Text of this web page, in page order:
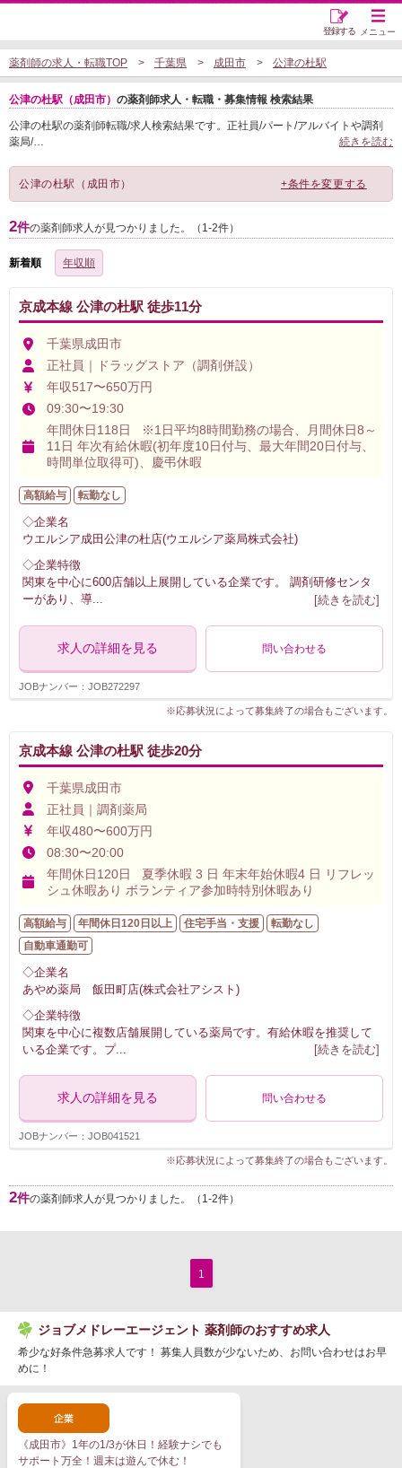
メニュー
登録する
薬剤師の求人・転職TOP 千葉県 成田市 公津の杜駅
公津の杜駅（成田市） の薬剤師求人・転職・募集情報 検索結果
公津の杜駅の薬剤師転職/求人検索結果です。正社員/パート/アルバイトや調剤
薬局/… 続きを読む
公津の杜駅（成田市） +条件を変更する
2件の薬剤師求人が見つかりました。（1-2件）
新着順 年収順
京成本線 公津の杜駅 徒歩11分
千葉県成田市
正社員｜ドラッグストア（調剤併設）
年収517〜650万円
09:30〜19:30
年間休日118日 ※1日平均8時間勤務の場合、月間休日8～
11日 年次有給休暇(初年度10日付与、最大年間20日付与、
時間単位取得可)、慶弔休暇
高額給与 転勤なし
◇企業名
ウエルシア成田公津の杜店(ウエルシア薬局株式会社)
◇企業特徴
関東を中心に600店舗以上展開している企業です。 調剤研修センタ
ーがあり、導... [続きを読む]
求人の詳細を見る 問い合わせる
JOBナンバー：JOB272297
※応募状況によって募集終了の場合もございます。
京成本線 公津の杜駅 徒歩20分
千葉県成田市
正社員｜調剤薬局
年収480〜600万円
08:30〜20:00
年間休日120日 夏季休暇 3 日 年末年始休暇4 日 リフレッ
シュ休暇あり ボランティア参加時特別休暇あり
高額給与 年間休日120日以上 住宅手当・支援
転勤なし
自動車通勤可
◇企業名
あやめ薬局 飯田町店(株式会社アシスト)
◇企業特徴
関東を中心に複数店舗展開している薬局です。有給休暇を推奨して
いる企業です。プ... [続きを読む]
求人の詳細を見る 問い合わせる
JOBナンバー：JOB041521
※応募状況によって募集終了の場合もございます。
2件の薬剤師求人が見つかりました。（1-2件）
1
ジョブメドレーエージェント 薬剤師のおすすめ求人
希少な好条件急募求人です！ 募集人員数が少ないため、お問い合わせはお早
めに！
《成田市》1年の1/3が休日！経験ナシでも
サポート万全！週末は遊んで休む！